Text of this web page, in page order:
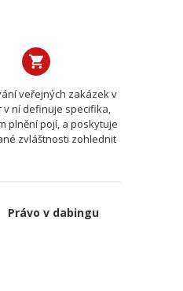
veřejných zakázek v
ní definuje specifika,
plnění pojí, a poskytuje
zvláštnosti zohlednit
Právo v dabingu